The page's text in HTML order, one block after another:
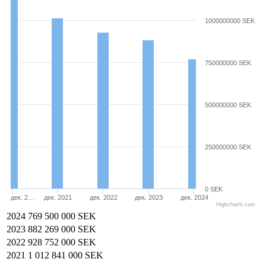
дек. 2… дек. 2021 дек. 2022 дек. 2023 дек. 2024
0 SEK
250000000 SEK
500000000 SEK
750000000 SEK
1000000000 SEK
Highcharts.com
2024 769 500 000 SEK
2023 882 269 000 SEK
2022 928 752 000 SEK
2021 1 012 841 000 SEK